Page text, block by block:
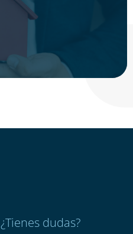
¿Tienes dudas?